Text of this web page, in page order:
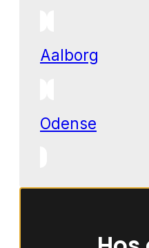
Aalborg
Odense